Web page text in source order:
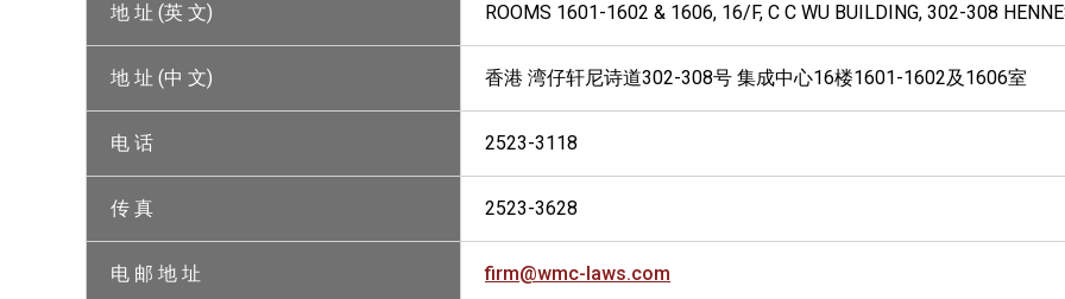
地 址 (英 文) ROOMS 1601-1602 & 1606, 16/F, C C WU BUILDING, 302-308
地 址 (中 文) 香港 湾仔轩尼诗道302-308号 集成中心16楼1601-1602及1606室
电 话 2523-3118
传 真 2523-3628
电 邮 地 址 firm@wmc-laws.com